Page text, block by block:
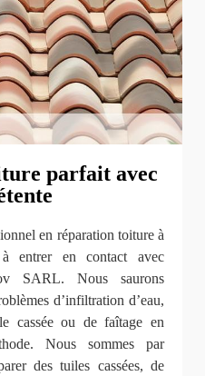
parfait avec
en réparation toiture à
entrer en contact avec
SARL. Nous saurons
d’infiltration d’eau,
cassée ou de faîtage en
Nous sommes par
des tuiles cassées, de